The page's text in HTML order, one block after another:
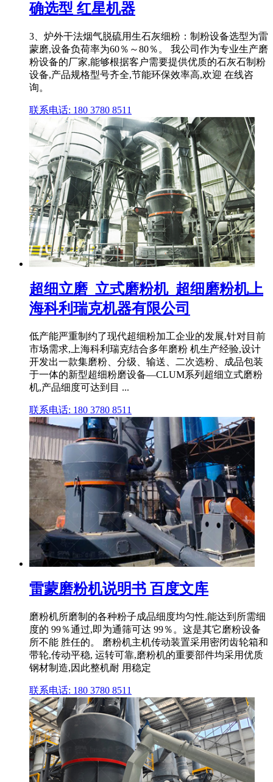
确选型 红星机器
3、炉外干法烟气脱硫用生石灰细粉：制粉设备选型为雷
蒙磨,设备负荷率为60％～80％。 我公司作为专业生产磨
粉设备的厂家,能够根据客户需要提供优质的石灰石制粉
设备,产品规格型号齐全,节能环保效率高,欢迎 在线咨
询。
联系电话: 180 3780 8511
超细立磨_立式磨粉机_超细磨粉机上
海科利瑞克机器有限公司
低产能严重制约了现代超细粉加工企业的发展,针对目前
市场需求,上海科利瑞克结合多年磨粉 机生产经验,设计
开发出一款集磨粉、分级、输送、二次选粉、成品包装
于一体的新型超细粉磨设备—CLUM系列超细立式磨粉
机,产品细度可达到目 ...
联系电话: 180 3780 8511
雷蒙磨粉机说明书 百度文库
磨粉机所磨制的各种粉子成品细度均匀性,能达到所需细
度的 99％通过,即为通筛可达 99％。这是其它磨粉设备
所不能 胜任的。 磨粉机主机传动装置采用密闭齿轮箱和
带轮,传动平稳, 运转可靠,磨粉机的重要部件均采用优质
钢材制造,因此整机耐 用稳定
联系电话: 180 3780 8511